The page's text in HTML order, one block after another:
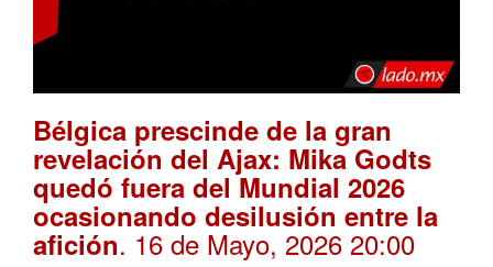
Bélgica prescinde de la gran
revelación del Ajax: Mika Godts
quedó fuera del Mundial 2026
ocasionando desilusión entre la
afición. 16 de Mayo, 2026 20:00